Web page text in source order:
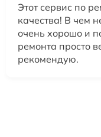
Этот сервис по
качества! В чем
очень хорошо и
ремонта просто
рекомендую.